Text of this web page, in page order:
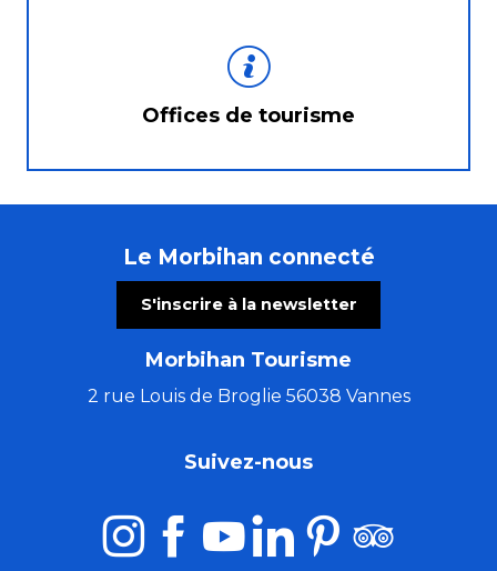
Offices de tourisme
Le Morbihan connecté
S'inscrire à la newsletter
Morbihan Tourisme
2 rue Louis de Broglie 56038 Vannes
Suivez-nous